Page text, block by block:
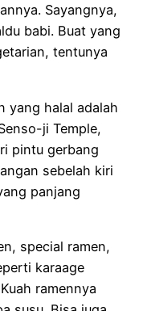
Sayangnya,
babi. Buat yang
tentunya
yang halal adalah
ji Temple,
pintu gerbang
sebelah kiri
panjang
special ramen,
karaage
ramennya